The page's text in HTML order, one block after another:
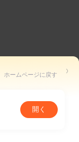
ホームページに戻す
開く